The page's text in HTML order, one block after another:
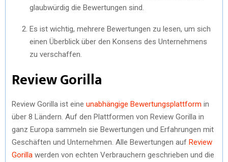
glaubwürdig die Bewertungen sind.
Es ist wichtig, mehrere Bewertungen zu lesen, um sich
einen Überblick über den Konsens des Unternehmens
zu verschaffen.
Review Gorilla
Review Gorilla ist eine unabhängige Bewertungsplattform in
über 8 Ländern. Auf den Plattformen von Review Gorilla in
ganz Europa sammeln sie Bewertungen und Erfahrungen mit
Geschäften und Unternehmen. Alle Bewertungen auf Review
Gorilla werden von echten Verbrauchern geschrieben und die